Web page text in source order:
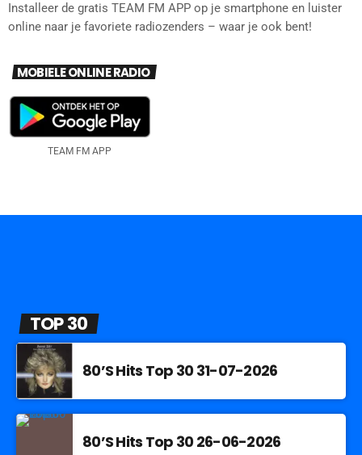
Installeer de gratis TEAM FM APP op je smartphone en luister
online naar je favoriete radiozenders – waar je ook bent!
MOBIELE ONLINE RADIO
TEAM FM APP
TOP 30
80’S Hits Top 30 31-07-2026
80’S Hits Top 30 26-06-2026